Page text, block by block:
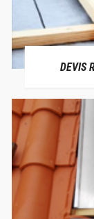
DEVIS